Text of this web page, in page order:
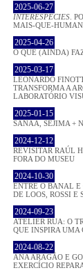
2025-06-27
INTERESPECIES .
MAIS-QUE-
2025-04-26
O QUE (AINDA)
2025-03-17
LEONARDO
TRANSFORMA A
LABORATÓRIO
2025-01-15
SANAA, SEJIMA +
2024-12-12
REVISITAR RAÚL
FORA DO MUSEU
2024-10-30
ENTRE O BANAL
DE LOOS, ROSSI E
2024-09-23
ATELIER RUA: O
QUE INSPIRA UMA
2024-08-22
ANA ARAGÃO E
EXERCÍCIO